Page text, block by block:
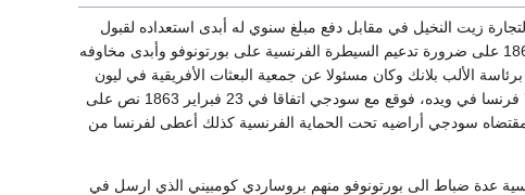
زيت النخيل في مقابل دفع مبلغ سنوي له أبدى استعداده لقبول
الحماية الفرنسية على أراضيه. وقد اطلع ريجي وزارة الخارجية الفرنسية ووزارة البحرية عام 1862 على ضرورة تدعيم السيطرة الفرنسية على بورتونوفو وأبدى مخاوفه
الألب بلانك وكان مسئولا عن جمعية البعثات الأفريقية في ليون
لاستطلاع الموقف وأرسلت بعثة أخرى الى ميناء ويده، وفي 18 فبراير 1863 عين دوماس قنصلا فرنسا في ويده، فوقع مع سودجي اتفاقا في 23 فبراير 1863 نص على
الفرنسيين بالتجارة في بورتونوفو كما وقع اتفاقا ثانيا في 25 فبراير 1863 وضع بمقتضاه سودجي أراضيه تحت الحماية الفرنسية كذلك أعطى لفرنسا من
عدة ضباط الى بورتونوفو منهم بروساردي كومبيني الذي ارسل في